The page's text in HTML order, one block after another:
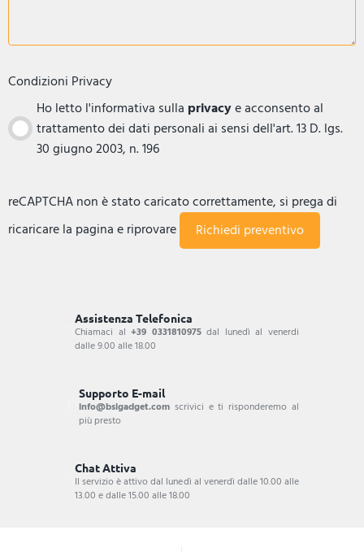
Condizioni Privacy
Ho letto l'informativa sulla privacye acconsento al
trattamento dei dati personali ai sensi dell'art. 13 D. lgs.
30 giugno 2003, n. 196
reCAPTCHA non è stato caricato correttamente, si prega di
ricaricare la pagina e riprovare
Assistenza Telefonica
Chiamaci al+39 0331810975dal lunedì al venerdi
dalle 9.00 alle 18.00
Supporto E-mail
info@bsigadget.com scrivici e ti risponderemo al
più presto
Chat Attiva
Il servizio è attivo dal lunedì al venerdì dalle 10.00 alle
13.00 e dalle 15.00 alle 18.00